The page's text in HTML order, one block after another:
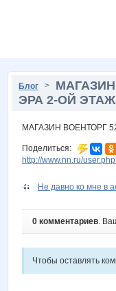
Блог >
ЭРА 2-ОЙ
МАГАЗИН ВОЕНТОРГ
Поделиться:
http://www.nn.ru/
Не давно ко мне в
0 комментариев.
Чтобы оставлять